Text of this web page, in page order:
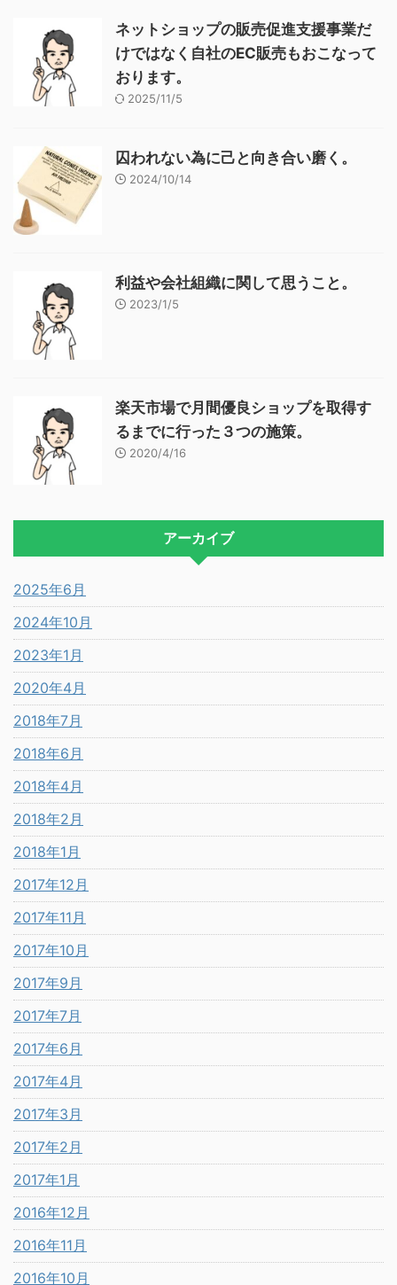
ネットショップの販売促進支援事業だ
けではなく自社のEC販売もおこなって
おります。
2025/11/5
囚われない為に己と向き合い磨く。
2024/10/14
利益や会社組織に関して思うこと。
2023/1/5
楽天市場で月間優良ショップを取得す
るまでに行った３つの施策。
2020/4/16
アーカイブ
2025年6月
2024年10月
2023年1月
2020年4月
2018年7月
2018年6月
2018年4月
2018年2月
2018年1月
2017年12月
2017年11月
2017年10月
2017年9月
2017年7月
2017年6月
2017年4月
2017年3月
2017年2月
2017年1月
2016年12月
2016年11月
2016年10月